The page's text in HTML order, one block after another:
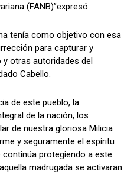
(FANB)”expresó
tenía como objetivo con esa
para capturar y
otras autoridades del
Cabello.
de este pueblo, la
de la nación, los
de nuestra gloriosa Milicia
y seguramente el espíritu
protegiendo a este
madrugada se activaran